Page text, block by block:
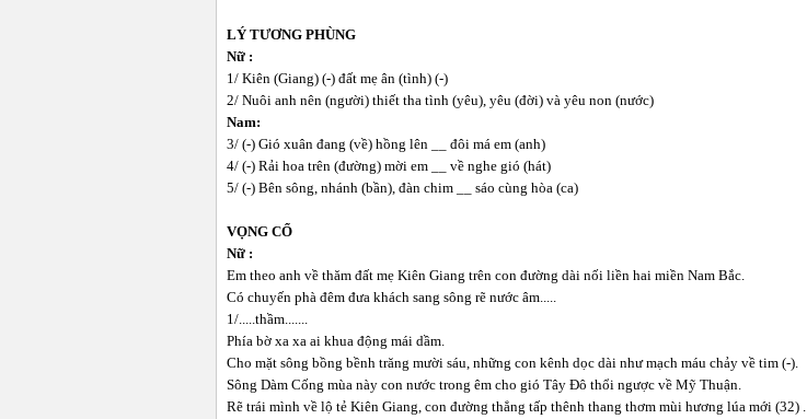
LÝ TƯƠNG PHÙNG
Nữ :
1/ Kiên (Giang) (-) đất mẹ ân (tình) (-)
2/ Nuôi anh nên (người) thiết tha tình (yêu), yêu (đời) và yêu non (nước)
Nam:
3/ (-) Gió xuân đang (về) hồng lên __ đôi má em (anh)
4/ (-) Rải hoa trên (đường) mời em __ về nghe gió (hát)
5/ (-) Bên sông, nhánh (bần), đàn chim __ sáo cùng hòa (ca)
VỌNG CỔ
Nữ :
Em theo anh về thăm đất mẹ Kiên Giang trên con đường dài nối liền hai miền Nam Bắc.
Có chuyến phà đêm đưa khách sang sông rẽ nước âm.....
1/.....thầm.......
Phía bờ xa xa ai khua động mái dầm.
Cho mặt sông bồng bềnh trăng mười sáu, những con kênh dọc dài như mạch máu chảy về tim (-).
Sông Dàm Cống mùa này con nước trong êm cho gió Tây Đô thổi ngược về Mỹ Thuận.
Rẽ trái mình về lộ tẻ Kiên Giang, con đường thẳng tấp thênh thang thơm mùi hương lúa mới (32) .